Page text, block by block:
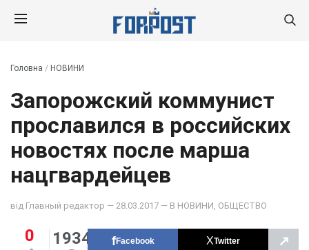
Головна / НОВИНИ
Запорожский коммунист
прославился в российских
новостях после марша
нацгвардейцев
від Главный редактор — 28.03.2017 — В НОВИНИ ОБЩЕСТВО
0 1934 Facebook Twitter ↗